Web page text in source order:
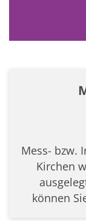
Mess- bzw.
Kirchen
können